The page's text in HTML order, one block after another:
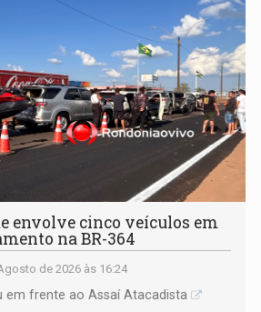
envolve cinco veículos em
na BR-364
de 2026 às 16:24
em frente ao Assaí Atacadista